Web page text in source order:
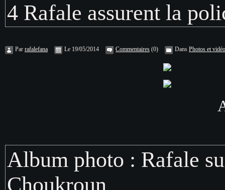
4 Rafale assurent la
Par rafalefana Le 19/05/2014 Commentaires (0) Dans Photos et
Album photo : Rafale
Choukroun